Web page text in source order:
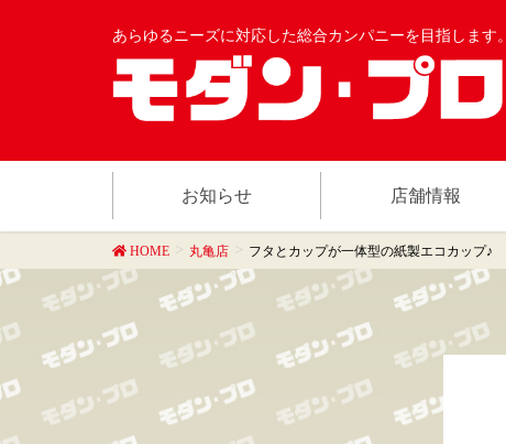
あらゆるニーズに対応した総合カンパニーを目指します。
お知らせ 店舗情報
HOME 丸亀店 フタとカップが一体型の紙製エコカップ♪